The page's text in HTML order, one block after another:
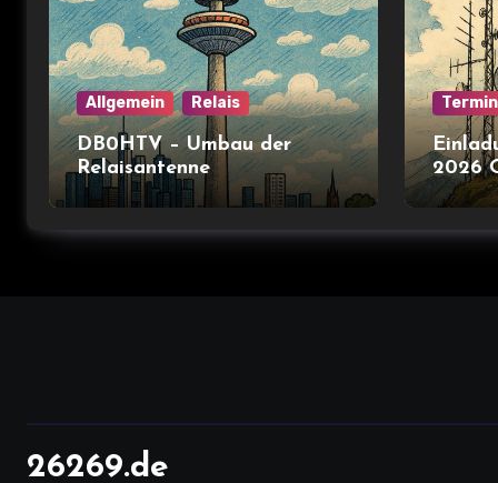
Allgemein Relais
DB0HTV – Umbau der
Relaisantenne
2026
26269.de